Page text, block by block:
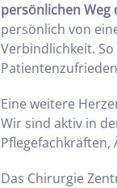
persönlichen Weg
persönlich von
Verbindlichkeit.
Eine weitere
Wir sind aktiv in
Das Chirurgie